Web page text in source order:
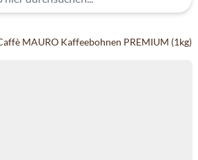
MAURO Kaffeebohnen PREMIUM (1kg)